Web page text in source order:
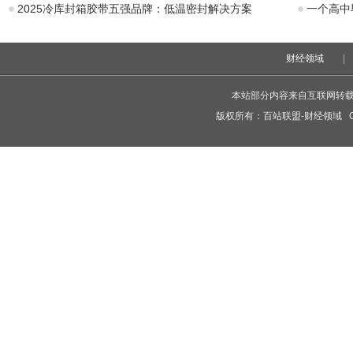
2025冷库封箱胶带五强品牌：低温密封解决方案 一个高
财经领域 |
本站部分内容来自互联网转
版权所有： 百站联盟-财经领域